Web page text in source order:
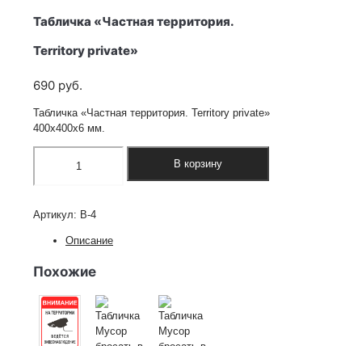
Табличка «Частная территория.
Territory private»
690 руб.
Табличка «Частная территория. Territory private»
400х400х6 мм.
Табличка
территория.
private"
В корзину
Артикул: В-4
Описание
Похожие